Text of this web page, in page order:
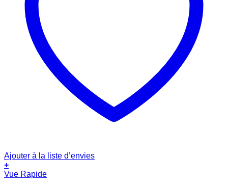
Ajouter à la liste d’envies
+
Vue Rapide